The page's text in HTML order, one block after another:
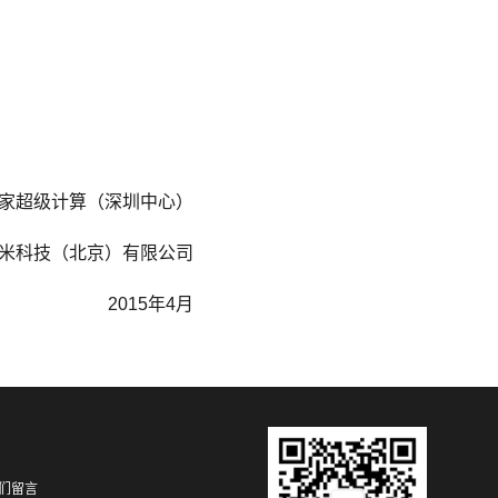
超级计算（深圳中心）
科技（北京）有限公司
2015年4月
留言